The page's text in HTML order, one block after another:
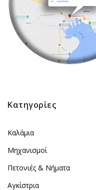
Κατηγορίες
Καλάμια
Μηχανισμοί
Πετονιές & Νήματα
Αγκίστρια